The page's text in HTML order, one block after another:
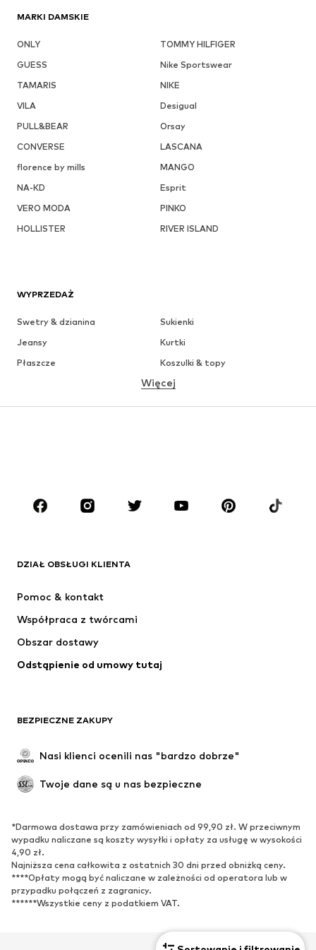
MARKI DAMSKIE
ONLY
TOMMY HILFIGER
GUESS
Nike Sportswear
TAMARIS
NIKE
VILA
Desigual
PULL&BEAR
Orsay
CONVERSE
LASCANA
florence by mills
MANGO
NA-KD
Esprit
VERO MODA
PINKO
HOLLISTER
RIVER ISLAND
WYPRZEDAŻ
Swetry & dzianina
Sukienki
Jeansy
Kurtki
Płaszcze
Koszulki & topy
Bielizna
Spódnice
Bluzki & koszule
Akcesoria
Premium
Nowości
Kurtki
Bielizna
Płaszcze
Spódnice
Specjalne okazje
Ekskluzywne
Nowości
Na czasie
Trampki & sneakersy
Czółenka & buty na obcasie
Kozaki
Sandały
Kapcie
Więcej
DZIAŁ OBSŁUGI KLIENTA
Pomoc & kontakt
Współpraca z twórcami
Obszar dostawy
Odstąpienie od umowy tutaj
BEZPIECZNE ZAKUPY
Nasi klienci ocenili nas "bardzo dobrze"
Twoje dane są u nas bezpieczne
*Darmowa dostawa przy zamówieniach od 99,90 zł. W przeciwnym
wypadku naliczane są koszty wysyłki i opłaty za usługę w wysokości
4,90 zł.
Najniższa cena całkowita z ostatnich 30 dni przed obniżką ceny.
****Opłaty mogą być naliczane w zależności od operatora lub w
przypadku połączeń z zagranicy.
******Wszystkie ceny z podatkiem VAT.